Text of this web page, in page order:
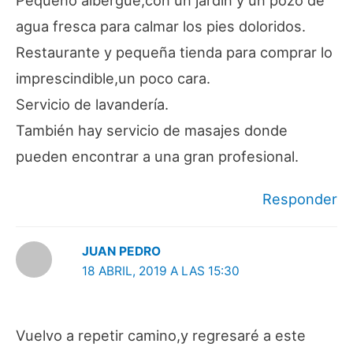
agua fresca para calmar los pies doloridos.
Restaurante y pequeña tienda para comprar lo
imprescindible,un poco cara.
Servicio de lavandería.
También hay servicio de masajes donde
pueden encontrar a una gran profesional.
Responder
JUAN PEDRO
18 ABRIL, 2019 A LAS 15:30
Vuelvo a repetir camino,y regresaré a este